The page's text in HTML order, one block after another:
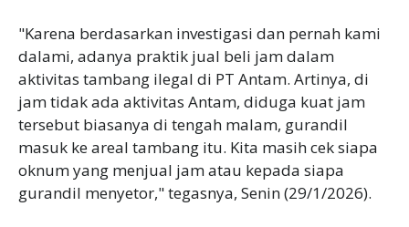
"Karena berdasarkan investigasi dan pernah kami
dalami, adanya praktik jual beli jam dalam
aktivitas tambang ilegal di PT Antam. Artinya, di
jam tidak ada aktivitas Antam, diduga kuat jam
tersebut biasanya di tengah malam, gurandil
masuk ke areal tambang itu. Kita masih cek siapa
oknum yang menjual jam atau kepada siapa
gurandil menyetor," tegasnya, Senin (29/1/2026).